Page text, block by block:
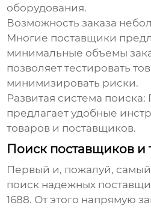
оборудования.
Возможность заказа
Многие поставщики
минимальные объемы
позволяет тестировать
минимизировать риски.
Развитая система поиска:
предлагает удобные
товаров и поставщиков.
Поиск поставщиков и
Первый и, пожалуй,
поиск надежных
1688. От этого напрямую